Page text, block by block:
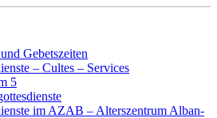
Gebetszeiten
– Cultes – Services
5
im AZAB – Alterszentrum Alban-